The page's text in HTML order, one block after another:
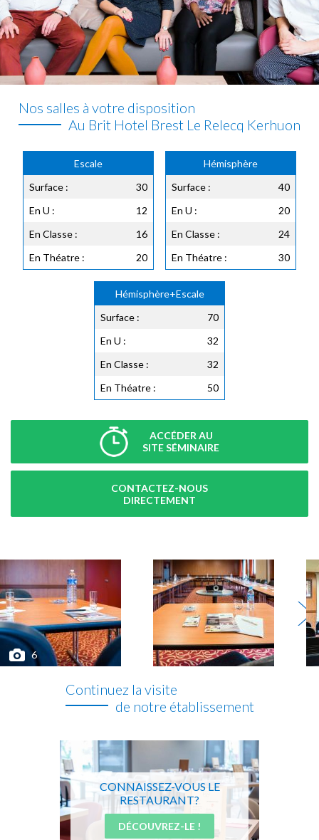
Nos salles à votre disposition
Au Brit Hotel Brest Le Relecq Kerhuon
Escale
Surface :
30
En U :
12
En Classe :
16
En Théatre :
20
Hémisphère
Surface :
40
En U :
20
En Classe :
24
En Théatre :
30
Hémisphère+Escale
Surface :
70
En U :
32
En Classe :
32
En Théatre :
50
ACCÉDER AU
SITE SÉMINAIRE
CONTACTEZ-NOUS
DIRECTEMENT
6
Continuez la visite
de notre établissement
CONNAISSEZ-VOUS LE
RESTAURANT?
DÉCOUVREZ-LE !